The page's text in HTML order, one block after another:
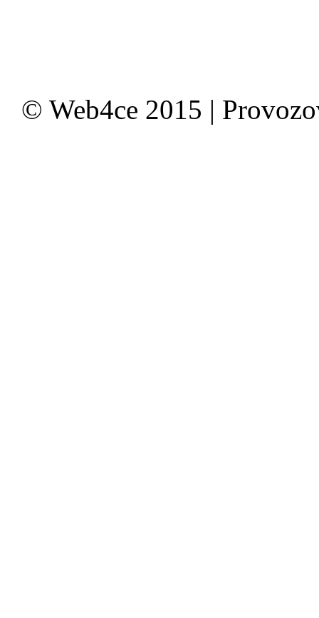
© Web4ce 2015 |